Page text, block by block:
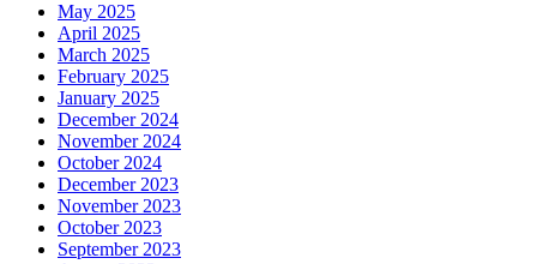
May 2025
April 2025
March 2025
February 2025
January 2025
December 2024
November 2024
October 2024
December 2023
November 2023
October 2023
September 2023